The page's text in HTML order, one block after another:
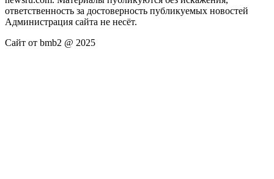
ответственность за достоверность публикуемых новостей
Администрация сайта не несёт.
Сайт от bmb2 @ 2025